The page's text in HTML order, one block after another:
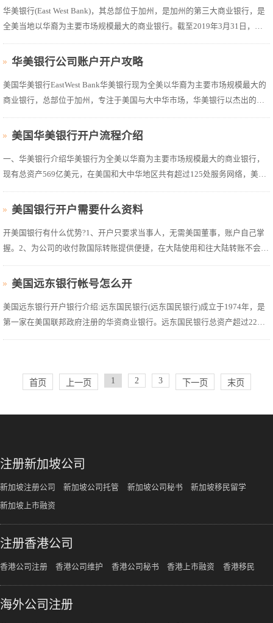
华美银行(East West Bank)，其总部位于加州，是加州的第三大商业银行，是
全美当地以华裔为主要市场规模最大的商业银行。截至2019年3月31日，华
美银行现有总资产410亿美元，市值74亿美元 ，位列全美前25大银行。华美
银行绩效卓越，受到业界的广泛好评，连续九年(2010-2019)获《福布斯》杂
华美银行公司账户开户攻略
美国华美银行EastWest Bank华美银行现为全美以华裔为主要市场规模最大的
商业银行，总部位于加州，专注于美国与大中华市场，华美银行以杰出的表
现名列美国25大银行，并在福布斯(Forbes)“全美百强银行”排行榜上连续三年
名列前十。华美银行为美国上市公司，股票代号EWBC在NASDAQ Global
美国华美银行开户流程介绍
一、华美银行介绍华美银行为全美以华裔为主要市场规模最大的商业银行，
现有总资产569亿美元，在美国和大中华地区共有超过125处服务网络，美国
市场主要分布于加州、乔治亚州、内华达州、纽约、马萨诸塞州、德州以及
华盛顿州;在大中华地区在香港、上海、深圳和汕头都设有全方位服务的银
美国银行开户需要什么资料
开美国银行有什么优势?1、开户只要求当事人，无需美国董事，账户自己掌
握。2、为公司的收付款国际转账提供便捷，在大陆使用和往大陆转账不会被
封。3、开户手续简单，不需要本人亲临美国办理，可以进行视频面签。4、
开户周期短，一个月左右可以开下来。5、支持预付信用卡功能，可以用在亚
美国远东银行帐号怎么开
美国远东银行开户银行介绍:远东国民银行(远东国民银行)成立于1974年，是
第一家在美国联邦政府注册的华资商业银行。远东国民银行总资产超过22亿
美金及280多位员工。坐落于洛杉矶，橙县，矽谷和旧金山的11家分行，皆提
首页 上一页 1 2 3 下一页 末页
注册新加坡公司
新加坡注册公司 新加坡公司托管 新加坡公司秘书 新加坡移民留学
新加坡上市融资
注册香港公司
香港公司注册 香港公司维护 香港公司秘书 香港上市融资 香港移民
海外公司注册